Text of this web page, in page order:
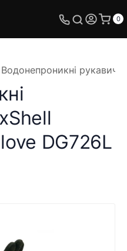
0
Водонепроникні
DG726L